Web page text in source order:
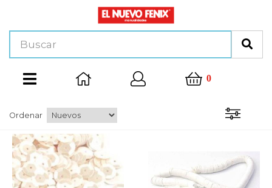
0
Ordenar